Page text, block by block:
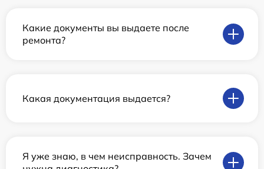
Какие документы вы выдаете после
ремонта?
Какая документация выдается?
Я уже знаю, в чем неисправность. Зачем